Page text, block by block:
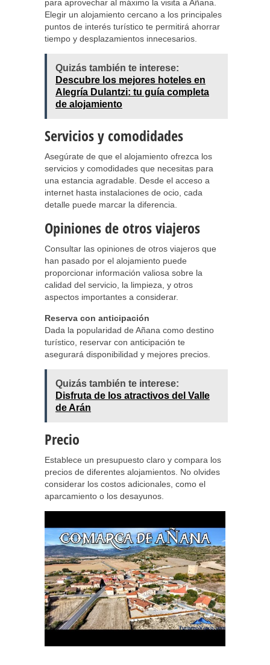
para aprovechar al máximo la visita a Añana.
Elegir un alojamiento cercano a los principales
puntos de interés turístico te permitirá ahorrar
tiempo y desplazamientos innecesarios.
Quizás también te interese:
Descubre los mejores hoteles en
Alegría Dulantzi: tu guía completa
de alojamiento
Servicios y comodidades
Asegúrate de que el alojamiento ofrezca los
servicios y comodidades que necesitas para
una estancia agradable. Desde el acceso a
internet hasta instalaciones de ocio, cada
detalle puede marcar la diferencia.
Opiniones de otros viajeros
Consultar las opiniones de otros viajeros que
han pasado por el alojamiento puede
proporcionar información valiosa sobre la
calidad del servicio, la limpieza, y otros
aspectos importantes a considerar.
Reserva con anticipación
Dada la popularidad de Añana como destino
turístico, reservar con anticipación te
asegurará disponibilidad y mejores precios.
Quizás también te interese:
Disfruta de los atractivos del Valle
de Arán
Precio
Establece un presupuesto claro y compara los
precios de diferentes alojamientos. No olvides
considerar los costos adicionales, como el
aparcamiento o los desayunos.